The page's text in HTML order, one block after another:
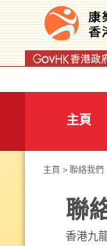
主頁
主頁 > 聯絡我們
聯
香港九